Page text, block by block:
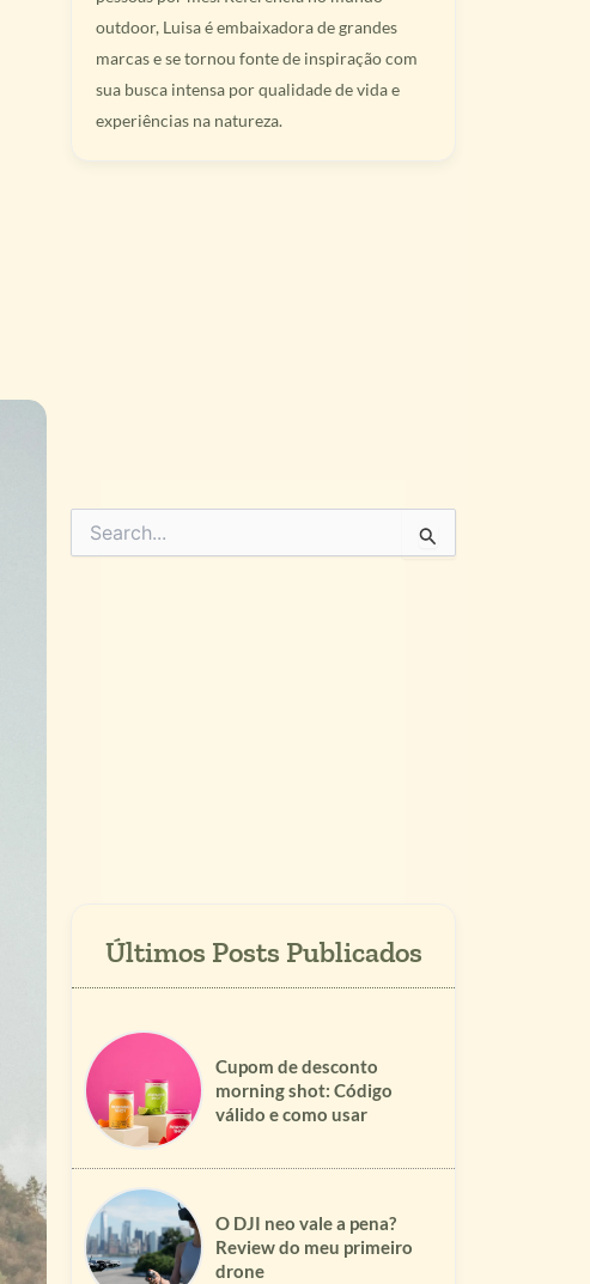
outdoor, Luisa é embaixadora de grandes
marcas e se tornou fonte de inspiração com
sua busca intensa por qualidade de vida e
experiências na natureza.
Pesquisar
por:
Cupom de desconto
morning shot: Código
válido e como usar
O DJI neo vale a pena?
Review do meu primeiro
drone